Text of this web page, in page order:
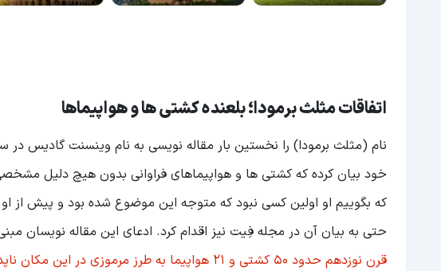
اتفاقات مثلث برمودا؛ بلعنده کشتی ها و هواپیماها
خود بیان کرده که کشتی ها و هواپیماهای فراوانی بدون هیچ دلیل
که بگوییم او اولین کسی نبود که متوجه این موضوع شده بود و پیش از
حتی به بیان آن در مجله فِیت نیز اقدام کرد. ادعای این مقاله نویسان
قرن نوزدهم حدود 50 کشتی و 21 هواپیما به طرز مرموزی در این مکان ناپدید یا دچار حادثه شدند.